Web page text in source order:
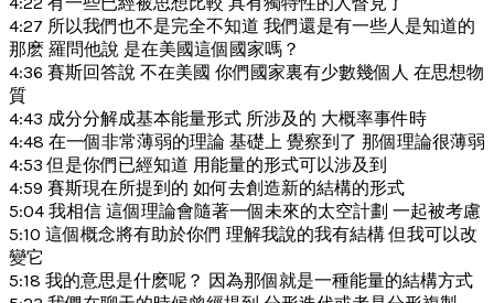
4:27 所以我們也不是完全不知道 我們還是有一些人是知道的
那麽 羅問他說 是在美國這個國家嗎？
4:36 賽斯回答說 不在美國 你們國家裏有少數幾個人 在思想物
質
4:43 成分分解成基本能量形式 所涉及的 大概率事件時
4:48 在一個非常薄弱的理論 基礎上 覺察到了 那個理論很薄弱
4:53 但是你們已經知道 用能量的形式可以涉及到
4:59 賽斯現在所提到的 如何去創造新的結構的形式
5:04 我相信 這個理論會隨著一個未來的太空計劃 一起被考慮
5:10 這個概念將有助於你們 理解我說的我有結構 但我可以改
變它
5:18 我的意思是什麽呢？ 因為那個就是一種能量的結構方式